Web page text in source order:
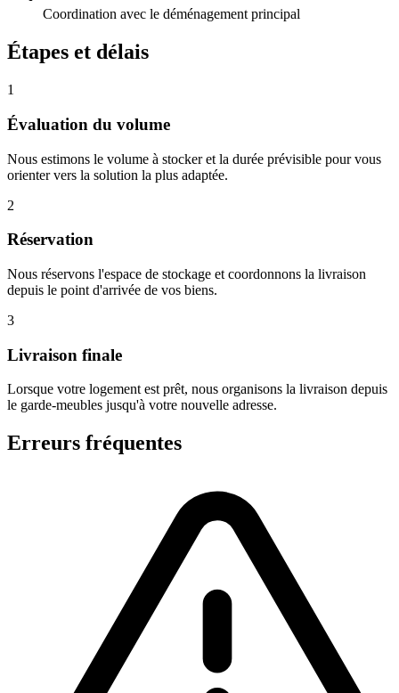
Coordination avec le déménagement principal
Étapes et délais
1
Évaluation du volume
Nous estimons le volume à stocker et la durée prévisible pour vous
orienter vers la solution la plus adaptée.
2
Réservation
Nous réservons l'espace de stockage et coordonnons la livraison
depuis le point d'arrivée de vos biens.
3
Livraison finale
Lorsque votre logement est prêt, nous organisons la livraison depuis
le garde-meubles jusqu'à votre nouvelle adresse.
Erreurs fréquentes